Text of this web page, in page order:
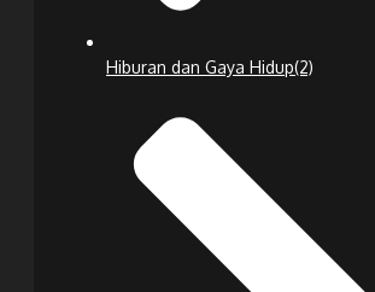
Hiburan dan Gaya Hidup(2)